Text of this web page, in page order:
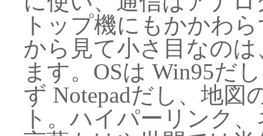
トップ機にもかかわ
から見て小さ目なの
ます。OSは Win95だ
ず Notepadだし、地
ト。ハイパーリンク